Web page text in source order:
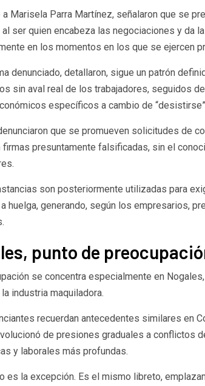
a Marisela Parra Martínez, señalaron que se
al ser quien encabeza las negociaciones y da
en los momentos en los que se ejercen
denunciado, detallaron, sigue un patrón
sin aval real de los trabajadores, seguidos
específicos a cambio de
que se promueven solicitudes de
firmas presuntamente falsificadas, sin el
son posteriormente utilizadas para
huelga, generando, según los empresarios,
punto de
se concentra especialmente en
industria maquiladora.
recuerdan antecedentes similares en
de presiones graduales a conflictos
y laborales más profundas.
es la excepción. Es el mismo libreto,